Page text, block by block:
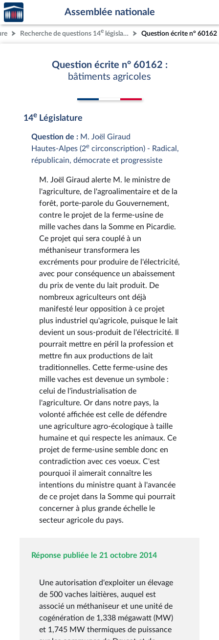
Aller au contenu
Aller en bas de la page
Accèder
à la
page
d'accueil
Assemblée nationale
Recherche de questions 14e législature Question écrite n° 60162
Question écrite n° 60162 :
bâtiments agricoles
14e Législature
Question de : M. Joël Giraud
Hautes-Alpes (2e circonscription) - Radical,
républicain, démocrate et progressiste
M. Joël Giraud alerte M. le ministre de
l'agriculture, de l'agroalimentaire et de la
forêt, porte-parole du Gouvernement,
contre le projet de la ferme-usine de
mille vaches dans la Somme en Picardie.
Ce projet qui sera couplé à un
méthaniseur transformera les
excréments pour produire de l'électricité,
avec pour conséquence un abaissement
du prix de vente du lait produit. De
nombreux agriculteurs ont déjà
manifesté leur opposition à ce projet
plus industriel qu'agricole, puisque le lait
devient un sous-produit de l'électricité. Il
pourrait mettre en péril la profession et
mettre fin aux productions de lait
traditionnelles. Cette ferme-usine des
mille vaches est devenue un symbole :
celui de l'industrialisation de
l'agriculture. Or dans notre pays, la
volonté affichée est celle de défendre
une agriculture agro-écologique à taille
humaine et qui respecte les animaux. Ce
projet de ferme-usine semble donc en
contradiction avec ces voeux. C'est
pourquoi il aimerait connaître les
intentions du ministre quant à l'avancée
de ce projet dans la Somme qui pourrait
concerner à plus grande échelle le
secteur agricole du pays.
Réponse publiée le 21 octobre 2014
Une autorisation d'exploiter un élevage
de 500 vaches laitières, auquel est
associé un méthaniseur et une unité de
cogénération de 1,338 mégawatt (MW)
et 1,745 MW thermiques de puissance